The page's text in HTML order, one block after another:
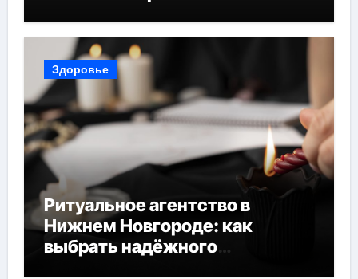
Здоровье
Ритуальное агентство в
Нижнем Новгороде: как
выбрать надёжного